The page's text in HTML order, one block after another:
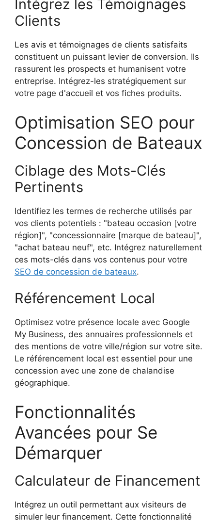
Intégrez les Témoignages
Clients
Les avis et témoignages de clients satisfaits
constituent un puissant levier de conversion. Ils
rassurent les prospects et humanisent votre
entreprise. Intégrez-les stratégiquement sur
votre page d'accueil et vos fiches produits.
Optimisation SEO pour
Concession de Bateaux
Ciblage des Mots-Clés
Pertinents
Identifiez les termes de recherche utilisés par
vos clients potentiels : "bateau occasion [votre
région]", "concessionnaire [marque de bateau]",
"achat bateau neuf", etc. Intégrez naturellement
ces mots-clés dans vos contenus pour votre
SEO de concession de bateaux.
Référencement Local
Optimisez votre présence locale avec Google
My Business, des annuaires professionnels et
des mentions de votre ville/région sur votre site.
Le référencement local est essentiel pour une
concession avec une zone de chalandise
géographique.
Fonctionnalités
Avancées pour Se
Démarquer
Calculateur de Financement
Intégrez un outil permettant aux visiteurs de
simuler leur financement. Cette fonctionnalité